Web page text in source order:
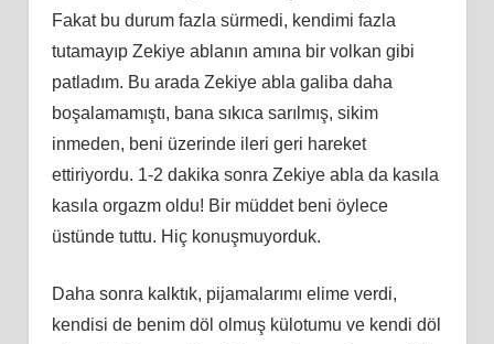
Fakat bu durum fazla sürmedi, kendimi fazla
tutamayıp Zekiye ablanın amına bir volkan gibi
patladım. Bu arada Zekiye abla galiba daha
boşalamamıştı, bana sıkıca sarılmış, sikim
inmeden, beni üzerinde ileri geri hareket
ettiriyordu. 1-2 dakika sonra Zekiye abla da kasıla
kasıla orgazm oldu! Bir müddet beni öylece
üstünde tuttu. Hiç konuşmuyorduk.
Daha sonra kalktık, pijamalarımı elime verdi,
kendisi de benim döl olmuş külotumu ve kendi döl